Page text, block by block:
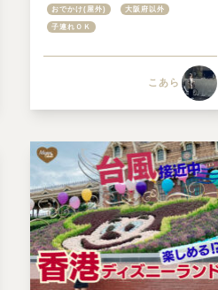
待ち時間や楽しんだ施設を
一挙ご紹介【最終章】
おでかけ(屋外) 大阪府以外
子連れＯＫ
こあら